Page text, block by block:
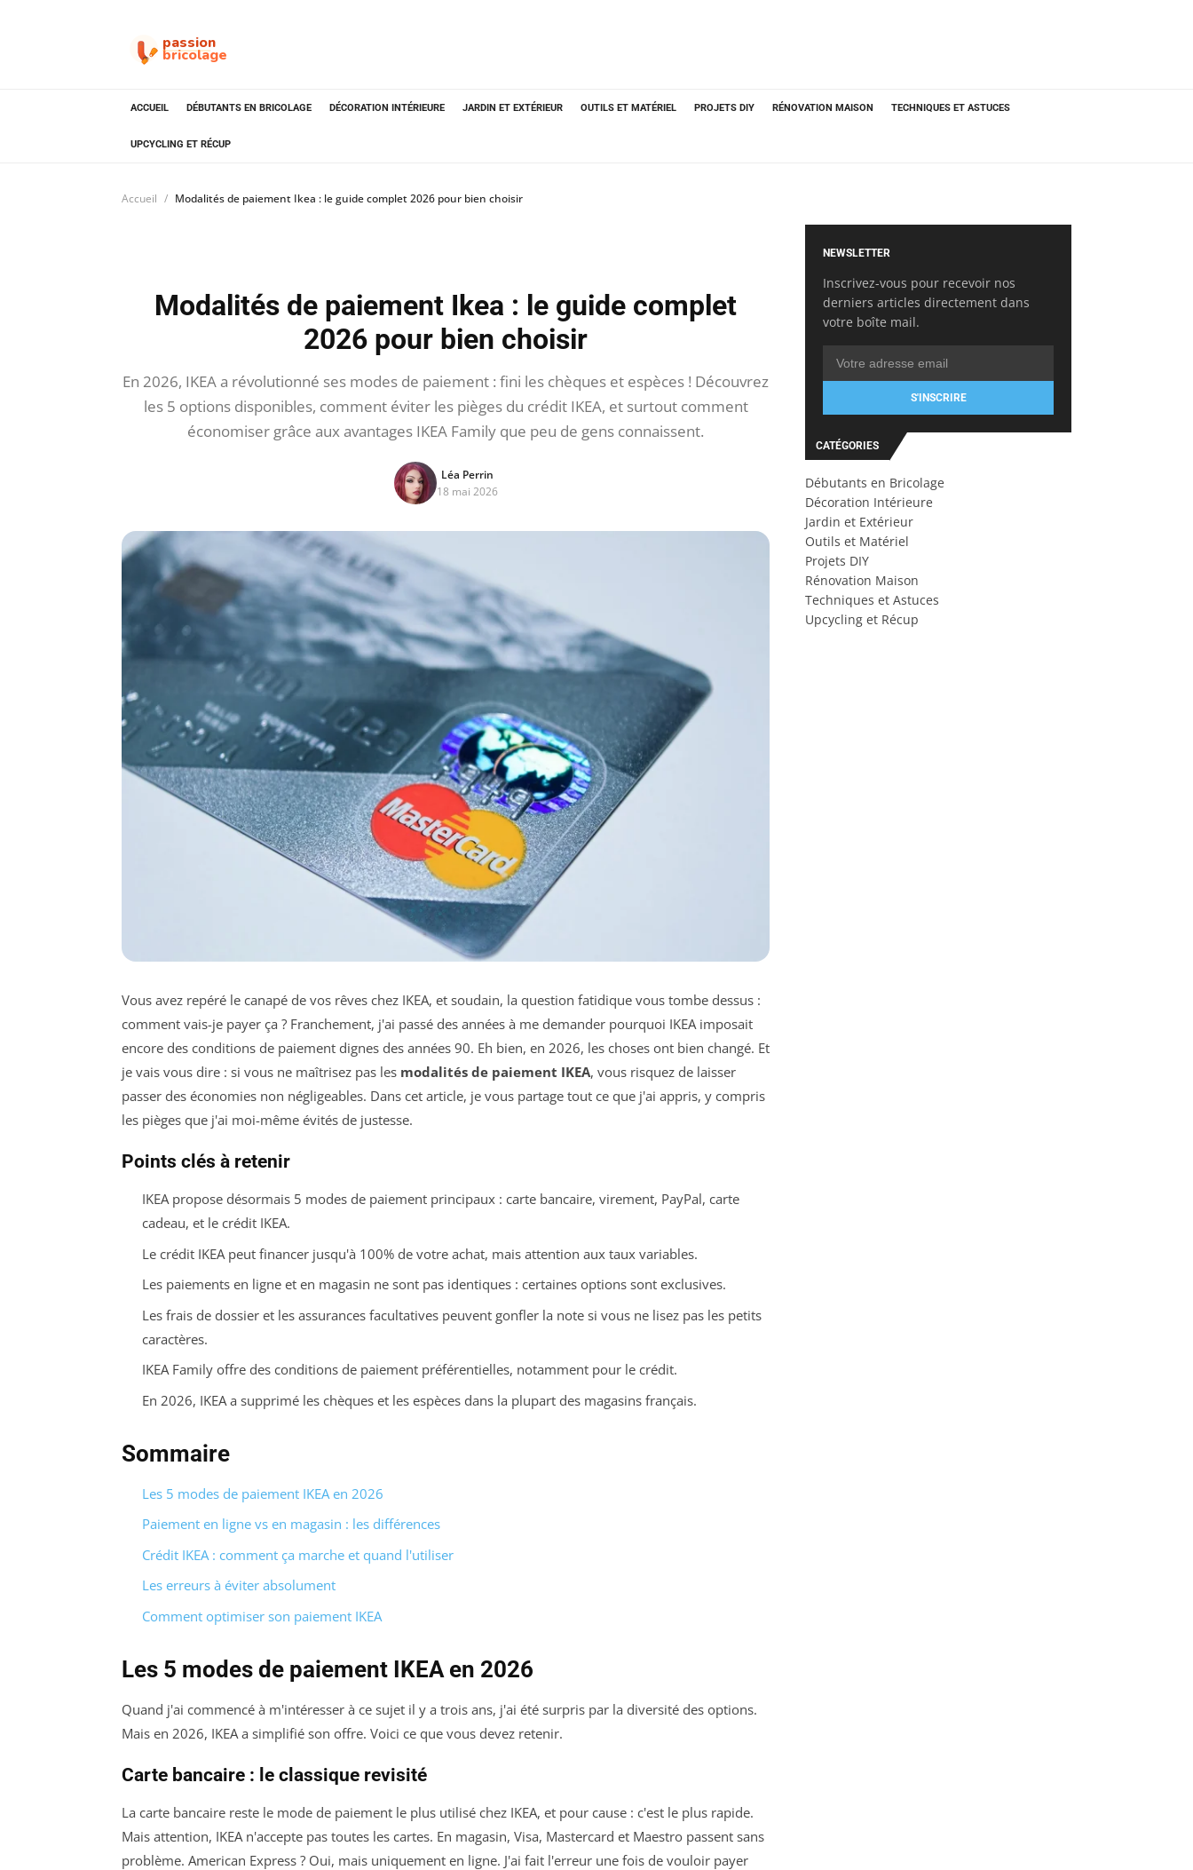
passion
bricolage
ACCUEIL DÉBUTANTS EN BRICOLAGE DÉCORATION INTÉRIEURE JARDIN ET EXTÉRIEUR OUTILS ET MATÉRIEL PROJETS DIY RÉNOVATION MAISON TECHNIQUES ET ASTUCES
UPCYCLING ET RÉCUP
Accueil Modalités de paiement Ikea : le guide complet 2026 pour bien choisir
Modalités de paiement Ikea : le guide complet
2026 pour bien choisir
En 2026, IKEA a révolutionné ses modes de paiement : fini les chèques et espèces ! Découvrez
les 5 options disponibles, comment éviter les pièges du crédit IKEA, et surtout comment
économiser grâce aux avantages IKEA Family que peu de gens connaissent.
Léa Perrin
18 mai 2026
Vous avez repéré le canapé de vos rêves chez IKEA, et soudain, la question fatidique vous tombe dessus :
comment vais-je payer ça ? Franchement, j'ai passé des années à me demander pourquoi IKEA imposait
encore des conditions de paiement dignes des années 90. Eh bien, en 2026, les choses ont bien changé. Et
je vais vous dire : si vous ne maîtrisez pas les modalités de paiement IKEA, vous risquez de laisser
passer des économies non négligeables. Dans cet article, je vous partage tout ce que j'ai appris, y compris
les pièges que j'ai moi-même évités de justesse.
Points clés à retenir
IKEA propose désormais 5 modes de paiement principaux : carte bancaire, virement, PayPal, carte
cadeau, et le crédit IKEA.
Le crédit IKEA peut financer jusqu'à 100% de votre achat, mais attention aux taux variables.
Les paiements en ligne et en magasin ne sont pas identiques : certaines options sont exclusives.
Les frais de dossier et les assurances facultatives peuvent gonfler la note si vous ne lisez pas les petits
caractères.
IKEA Family offre des conditions de paiement préférentielles, notamment pour le crédit.
En 2026, IKEA a supprimé les chèques et les espèces dans la plupart des magasins français.
Sommaire
Les 5 modes de paiement IKEA en 2026
Paiement en ligne vs en magasin : les différences
Crédit IKEA : comment ça marche et quand l'utiliser
Les erreurs à éviter absolument
Comment optimiser son paiement IKEA
Les 5 modes de paiement IKEA en 2026
Quand j'ai commencé à m'intéresser à ce sujet il y a trois ans, j'ai été surpris par la diversité des options.
Mais en 2026, IKEA a simplifié son offre. Voici ce que vous devez retenir.
Carte bancaire : le classique revisité
La carte bancaire reste le mode de paiement le plus utilisé chez IKEA, et pour cause : c'est le plus rapide.
Mais attention, IKEA n'accepte pas toutes les cartes. En magasin, Visa, Mastercard et Maestro passent sans
problème. American Express ? Oui, mais uniquement en ligne. J'ai fait l'erreur une fois de vouloir payer
NEWSLETTER
Inscrivez-vous pour recevoir nos
derniers articles directement dans
votre boîte mail.
S'INSCRIRE
CATÉGORIES
Débutants en Bricolage
Décoration Intérieure
Jardin et Extérieur
Outils et Matériel
Projets DIY
Rénovation Maison
Techniques et Astuces
Upcycling et Récup